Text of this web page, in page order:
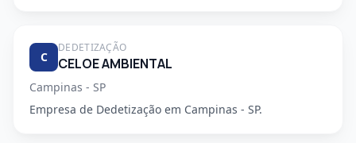
C
DEDETIZAÇÃO
CELOE AMBIENTAL
Campinas - SP
Empresa de Dedetização em Campinas - SP.